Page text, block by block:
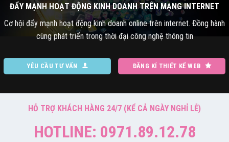
ĐẨY MẠNH HOẠT ĐỘNG KINH DOANH TRÊN MẠNG INTERNET
Cơ hội đẩy mạnh hoạt động kinh doanh online trên internet. Đồng hành
cùng phát triển trong thời đại công nghệ thông tin
YÊU CẦU TƯ VẤN ĐĂNG KÍ THIẾT KẾ WEB
HỖ TRỢ KHÁCH HÀNG 24/7 (KỂ CẢ NGÀY NGHỈ LỄ)
HOTLINE: 0971.89.12.78